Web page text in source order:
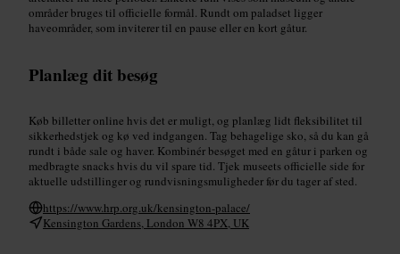
områder bruges til officielle formål. Rundt om paladset ligger
haveområder, som inviterer til en pause eller en kort gåtur.
Planlæg dit besøg
Køb billetter online hvis det er muligt, og planlæg lidt fleksibilitet til
sikkerhedstjek og kø ved indgangen. Tag behagelige sko, så du kan gå
rundt i både sale og haver. Kombinér besøget med en gåtur i parken og
medbragte snacks hvis du vil spare tid. Tjek museets officielle side for
aktuelle udstillinger og rundvisningsmuligheder før du tager af sted.
https://www.hrp.org.uk/kensington-palace/
Kensington Gardens, London W8 4PX, UK